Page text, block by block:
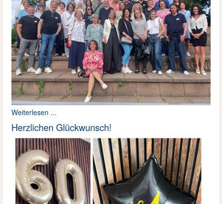
Weiterlesen ...
Herzlichen Glückwunsch!